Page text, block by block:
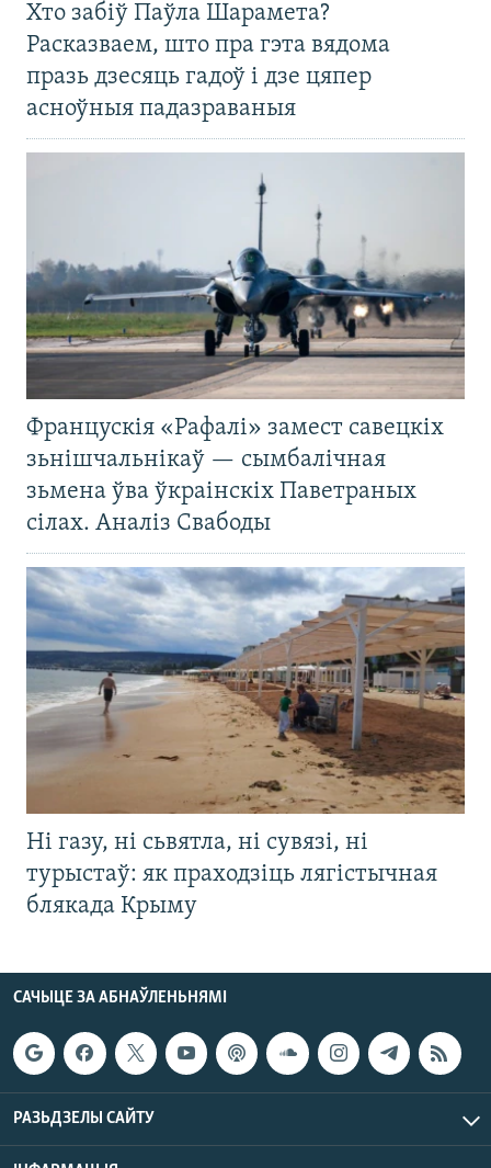
Хто забіў Паўла Шарамета?
Расказваем, што пра гэта вядома
празь дзесяць гадоў і дзе цяпер
асноўныя падазраваныя
Францускія «Рафалі» замест савецкіх
зьнішчальнікаў — сымбалічная
зьмена ўва ўкраінскіх Паветраных
сілах. Аналіз Свабоды
Ні газу, ні сьвятла, ні сувязі, ні
турыстаў: як праходзіць лягістычная
блякада Крыму
САЧЫЦЕ ЗА АБНАЎЛЕНЬНЯМІ
РАЗЬДЗЕЛЫ САЙТУ